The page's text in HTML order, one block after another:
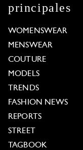
principales
WOMENSWEAR
MENSWEAR
COUTURE
MODELS
TRENDS
FASHION NEWS
REPORTS
STREET
TAGBOOK